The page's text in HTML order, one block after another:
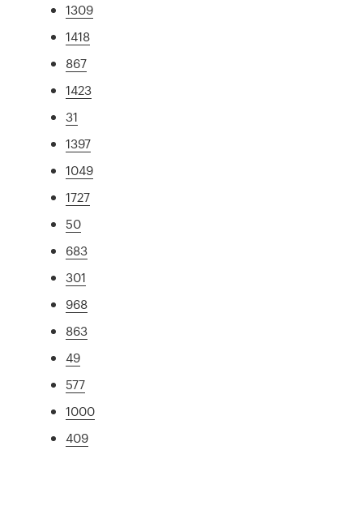
1309
1418
867
1423
31
1397
1049
1727
50
683
301
968
863
49
577
1000
409